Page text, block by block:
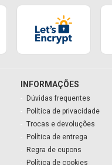
INFORMAÇÕES
Dúvidas frequentes
Política de privacidade
Trocas e devoluções
Política de entrega
Regra de cupons
Política de cookies